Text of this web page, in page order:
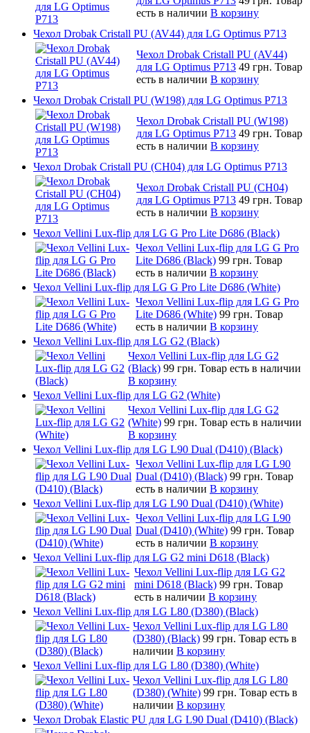
есть в наличии В корзину
Чехол Drobak Cristall PU (AV44) для LG Optimus P713
Чехол Drobak Cristall PU (AV44)
для LG Optimus P713 49 грн. Товар
есть в наличии В корзину
Чехол Drobak Cristall PU (W198) для LG Optimus P713
Чехол Drobak Cristall PU (W198)
для LG Optimus P713 49 грн. Товар
есть в наличии В корзину
Чехол Drobak Cristall PU (CH04) для LG Optimus P713
Чехол Drobak Cristall PU (CH04)
для LG Optimus P713 49 грн. Товар
есть в наличии В корзину
Чехол Vellini Lux-flip для LG G Pro Lite D686 (Black)
Чехол Vellini Lux-flip для LG G Pro
Lite D686 (Black) 99 грн. Товар
есть в наличии В корзину
Чехол Vellini Lux-flip для LG G Pro Lite D686 (White)
Чехол Vellini Lux-flip для LG G Pro
Lite D686 (White) 99 грн. Товар
есть в наличии В корзину
Чехол Vellini Lux-flip для LG G2 (Black)
Чехол Vellini Lux-flip для LG G2
(Black) 99 грн. Товар есть в наличии
В корзину
Чехол Vellini Lux-flip для LG G2 (White)
Чехол Vellini Lux-flip для LG G2
(White) 99 грн. Товар есть в наличии
В корзину
Чехол Vellini Lux-flip для LG L90 Dual (D410) (Black)
Чехол Vellini Lux-flip для LG L90
Dual (D410) (Black) 99 грн. Товар
есть в наличии В корзину
Чехол Vellini Lux-flip для LG L90 Dual (D410) (White)
Чехол Vellini Lux-flip для LG L90
Dual (D410) (White) 99 грн. Товар
есть в наличии В корзину
Чехол Vellini Lux-flip для LG G2 mini D618 (Black)
Чехол Vellini Lux-flip для LG G2
mini D618 (Black) 99 грн. Товар
есть в наличии В корзину
Чехол Vellini Lux-flip для LG L80 (D380) (Black)
Чехол Vellini Lux-flip для LG L80
(D380) (Black) 99 грн. Товар есть в
наличии В корзину
Чехол Vellini Lux-flip для LG L80 (D380) (White)
Чехол Vellini Lux-flip для LG L80
(D380) (White) 99 грн. Товар есть в
наличии В корзину
Чехол Drobak Elastic PU для LG L90 Dual (D410) (Black)